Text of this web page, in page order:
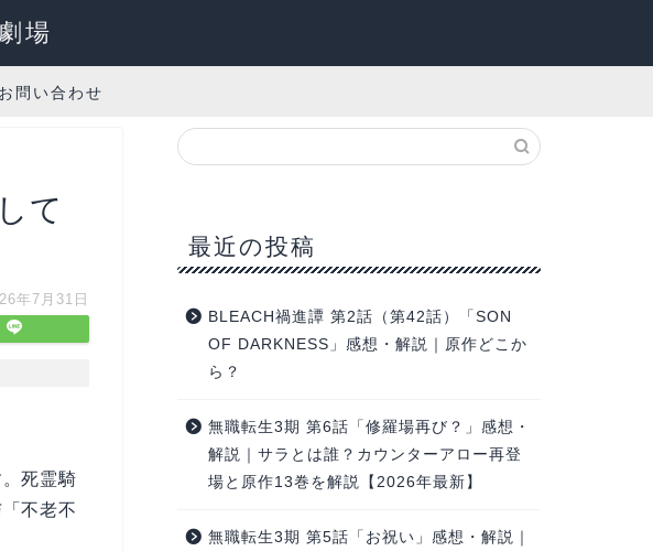
場
お問い合わせ
て
年7月31日
死霊騎
不老不
最近の投稿
BLEACH禍進譚 第2話（第42話）「SON
OF DARKNESS」感想・解説｜原作どこか
ら？
無職転生3期 第6話「修羅場再び？」感想・
解説｜サラとは誰？カウンターアロー再登
場と原作13巻を解説【2026年最新】
無職転生3期 第5話「お祝い」感想・解説｜